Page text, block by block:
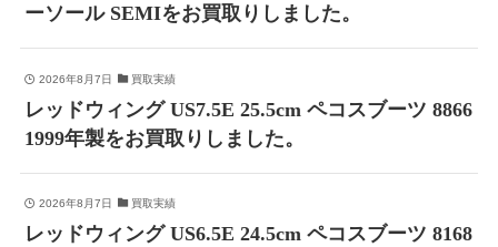
ーソール SEMIをお買取りしました。
2026年8月7日 買取実績
レッドウィング US7.5E 25.5cm ペコスブーツ 8866
1999年製をお買取りしました。
2026年8月7日 買取実績
レッドウィング US6.5E 24.5cm ペコスブーツ 8168